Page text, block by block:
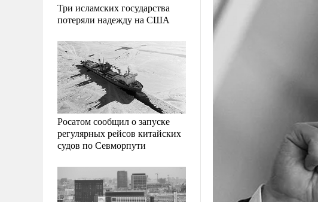
Три исламских государства
потеряли надежду на США
Росатом сообщил о запуске
регулярных рейсов китайских
судов по Севморпути